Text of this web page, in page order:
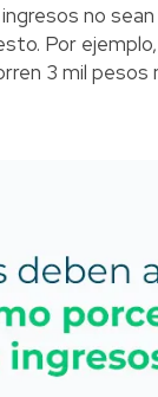
no
Por
3 mil pesos